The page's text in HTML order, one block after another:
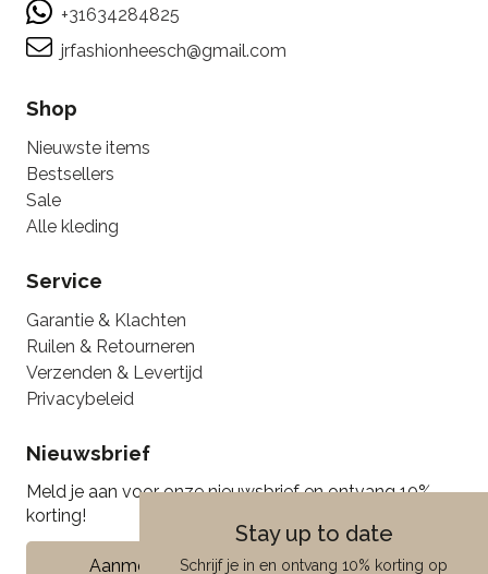
Stay up to date
Schrijf je in en ontvang 10% korting op
+31634284825
jrfashionheesch@gmail.com
Shop
Nieuwste items
Bestsellers
Sale
Alle kleding
Service
Garantie & Klachten
Ruilen & Retourneren
Verzenden & Levertijd
Privacybeleid
Nieuwsbrief
Meld je aan voor onze nieuwsbrief en ontvang 10%
korting!
Aanmelden